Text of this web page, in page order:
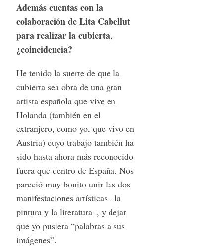
Además cuentas con la
colaboración de Lita Cabellut
para realizar la cubierta,
¿coincidencia?
He tenido la suerte de que la
cubierta sea obra de una gran
artista española que vive en
Holanda (también en el
extranjero, como yo, que vivo en
Austria) cuyo trabajo también ha
sido hasta ahora más reconocido
fuera que dentro de España. Nos
pareció muy bonito unir las dos
manifestaciones artísticas –la
pintura y la literatura–, y dejar
que yo pusiera “palabras a sus
imágenes”.